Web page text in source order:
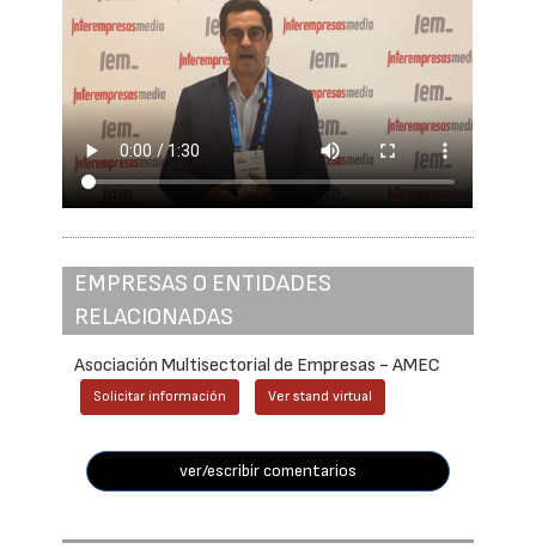
EMPRESAS O ENTIDADES
RELACIONADAS
Asociación Multisectorial de Empresas - AMEC
Solicitar información Ver stand virtual
ver/escribir comentarios